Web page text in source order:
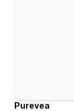
Purevea